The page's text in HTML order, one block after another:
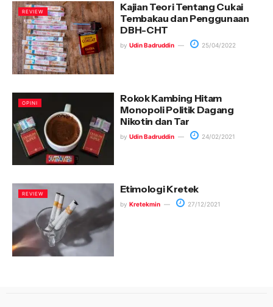
REVIEW
Kajian Teori Tentang Cukai
Tembakau dan Penggunaan
DBH-CHT
by Udin Badruddin 25/04/2022
OPINI
Rokok Kambing Hitam
Monopoli Politik Dagang
Nikotin dan Tar
by Udin Badruddin 24/02/2021
REVIEW Etimologi Kretek
by Kretekmin 27/12/2021